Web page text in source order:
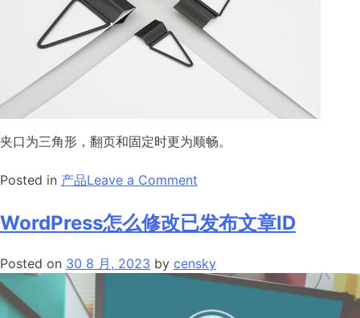
夹口为三角形，翻页和固定时更为顺畅。
Posted in 产品Leave a Comment
尾
夹
WordPress怎么修改已发布文章ID
Posted on 30 8 月, 2023 by censky